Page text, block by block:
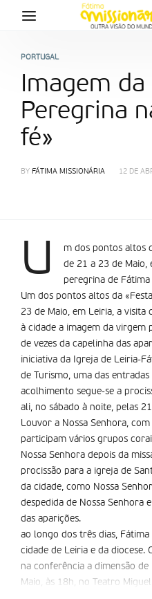
PORTUGAL
Imagem
Peregrina
fé»
BY FÁTIMA MISSIONÁRIA 12 DE
U
m dos pontos altos
de 21 a 23 de Maio,
peregrina de Fátima
Um dos pontos altos da
23 de Maio, em Leiria, a visita
à cidade a imagem da virgem
de vezes da capelinha das
iniciativa da Igreja de Leiria-
de Turismo, uma das
acolhimento segue-se a
ali, no sábado à noite, pelas
Louvor a Nossa Senhora,
participam vários grupos
Nossa Senhora depois da
procissão para a igreja de
da cidade, como Nossa
despedida de Nossa Senhora
das aparições.
ao longo dos três dias,
cidade de Leiria e da
na conferência a dimensão
Maio, às 18h, no Teatro